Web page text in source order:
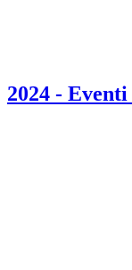
2024 -